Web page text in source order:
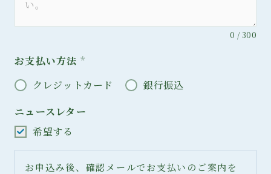
0 / 300
お支払い方法 *
クレジットカード
銀行振込
ニュースレター
希望する
お申込み後、確認メールでお支払いのご案内を